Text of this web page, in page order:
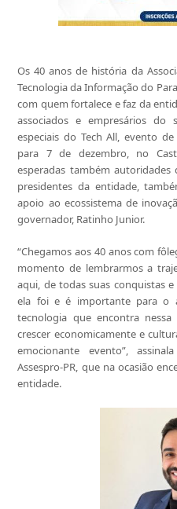
Os 40 anos de história da
Tecnologia da Informação do
com quem fortalece e faz da
associados e empresários
especiais do Tech All, evento
para 7 de dezembro, no
esperadas também
presidentes da entidade,
apoio ao ecossistema de
governador, Ratinho Junior.
“Chegamos aos 40 anos com
momento de lembrarmos a
aqui, de todas suas conquistas
ela foi e é importante para o
tecnologia que encontra
crescer economicamente e
emocionante evento”,
Assespro-PR, que na ocasião
entidade.